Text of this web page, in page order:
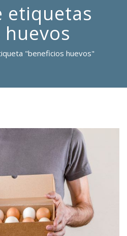
etiquetas
"beneficios huevos"